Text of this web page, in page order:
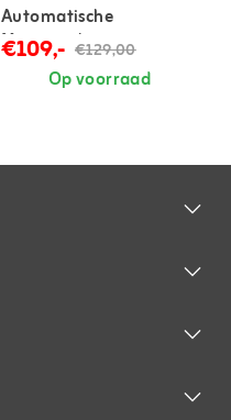
Automatische
Muizenval
€109,- €129,00
Op voorraad